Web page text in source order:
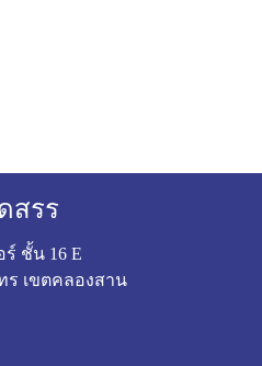
สรร
ร์ ชั้น 16 E
ร เขตคลองสาน